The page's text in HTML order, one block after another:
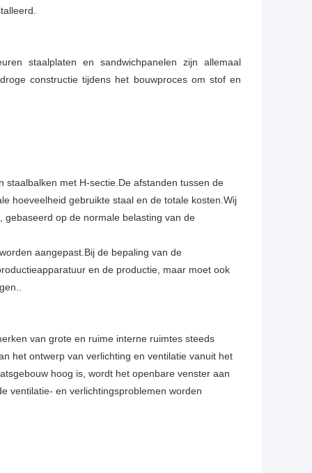
staalplaten en sandwichpanelen zijn allemaal
constructie tijdens het bouwproces om stof en
met H-sectie.De afstanden tussen de
hoeveelheid gebruikte staal en de totale kosten.Wij
op de normale belasting van de
aangepast.Bij de bepaling van de
en de productie, maar moet ook
van grote en ruime interne ruimtes steeds
het ontwerp van verlichting en ventilatie vanuit het
hoog is, wordt het openbare venster aan
ventilatie- en verlichtingsproblemen worden